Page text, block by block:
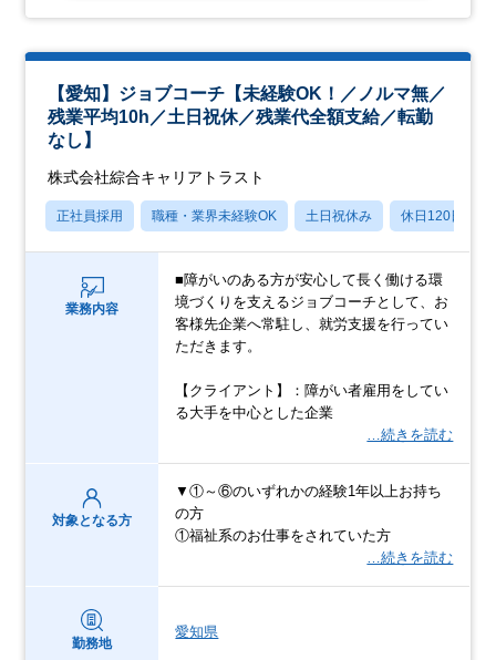
【愛知】ジョブコーチ【未経験OK！／ノルマ無／
残業平均10h／土日祝休／残業代全額支給／転勤
なし】
株式会社綜合キャリアトラスト
正社員採用 職種・業界未経験OK 土日祝休み 休日120日以上
業務内容
■障がいのある方が安心して長く働ける環
境づくりを支えるジョブコーチとして、お
客様先企業へ常駐し、就労支援を行ってい
ただきます。
【クライアント】：障がい者雇用をしてい
る大手を中心とした企業
…続きを読む
対象となる方
▼①～⑥のいずれかの経験1年以上お持ち
の方
①福祉系のお仕事をされていた方
…続きを読む
勤務地
愛知県